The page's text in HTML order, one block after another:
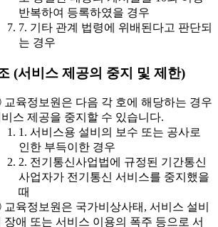
반복하여 등록하였을 경우
7. 기타 관계 법령에 위배된다고 판단되
는 경우
(서비스 제공의 중지 및 제한)
육정보원은 다음 각 호에 해당하는 경우
스 제공을 중지할 수 있습니다.
1. 서비스용 설비의 보수 또는 공사로
인한 부득이한 경우
2. 전기통신사업법에 규정된 기간통신
사업자가 전기통신 서비스를 중지했을
때
육정보원은 국가비상사태, 서비스 설비
장애 또는 서비스 이용의 폭주 등으로 서